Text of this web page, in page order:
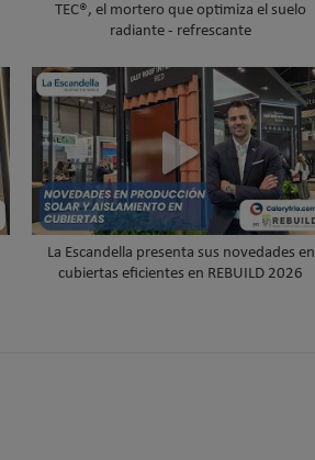
TEC®, el mortero que optimiza el suelo
radiante - refrescante
La Escandella presenta sus novedades en
cubiertas eficientes en REBUILD 2026